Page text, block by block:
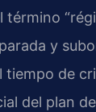
y
tiempo de
del plan